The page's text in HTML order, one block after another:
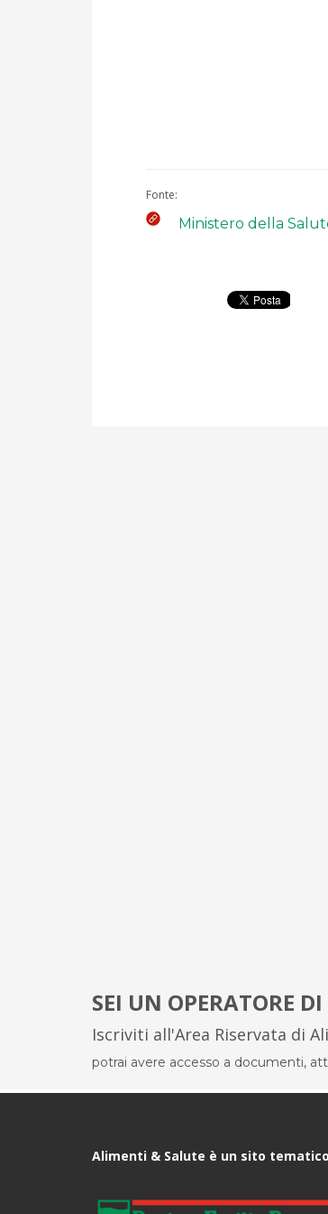
Fonte:
Ministero della
SEI UN OPERATORE
Iscriviti all'Area Riservata di
potrai avere accesso a documenti,
Alimenti & Salute è un sito